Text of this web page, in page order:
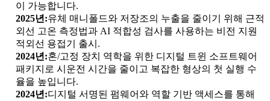
이 가능합니다.
2025년:유체 매니폴드와 저장조의 누출을 줄이기 위해 근적
외선 고온 측정법과 AI 적합성 검사를 사용하는 비전 지원
적외선 용접기 출시.
2024년:혼/고정 장치 역학을 위한 디지털 트윈 소프트웨어
패키지로 시운전 시간을 줄이고 복잡한 형상의 첫 실행 수
율을 높입니다.
2024년:디지털 서명된 펌웨어와 역할 기반 액세스를 통해